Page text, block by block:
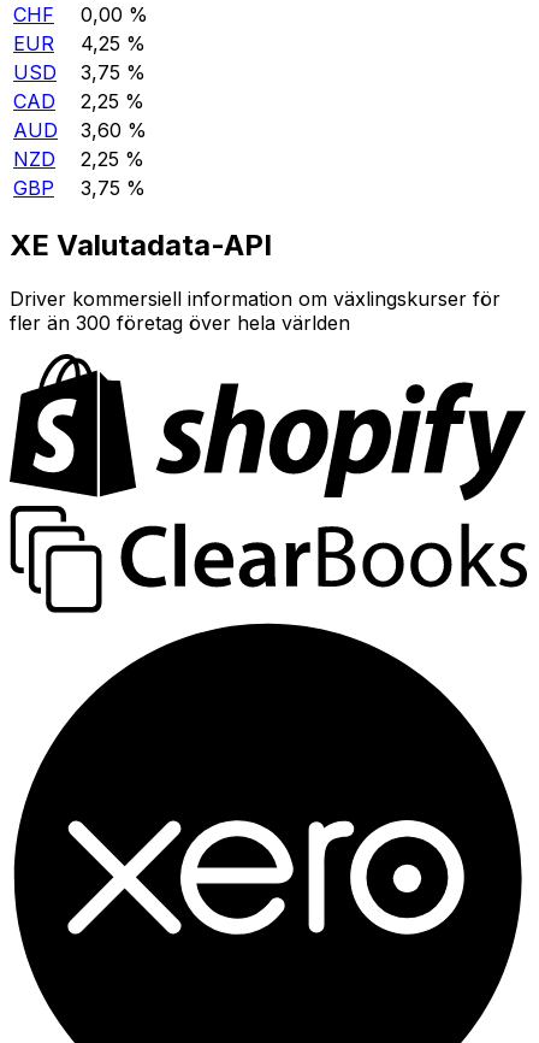
CHF
0,00 %
EUR
4,25 %
USD
3,75 %
CAD
2,25 %
AUD
3,60 %
NZD
2,25 %
GBP
3,75 %
XE Valutadata-API
Driver kommersiell information om växlingskurser för
fler än 300 företag över hela världen